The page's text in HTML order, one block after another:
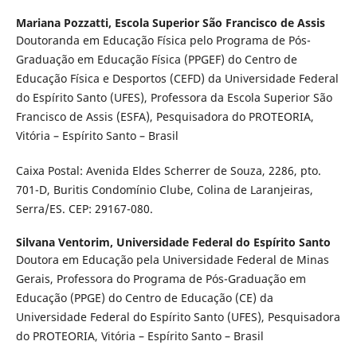
Mariana Pozzatti, Escola Superior São Francisco de Assis
Doutoranda em Educação Física pelo Programa de Pós-
Graduação em Educação Física (PPGEF) do Centro de
Educação Física e Desportos (CEFD) da Universidade Federal
do Espírito Santo (UFES), Professora da Escola Superior São
Francisco de Assis (ESFA), Pesquisadora do PROTEORIA,
Vitória – Espírito Santo – Brasil
Caixa Postal: Avenida Eldes Scherrer de Souza, 2286, pto.
701-D, Buritis Condomínio Clube, Colina de Laranjeiras,
Serra/ES. CEP: 29167-080.
Silvana Ventorim, Universidade Federal do Espírito Santo
Doutora em Educação pela Universidade Federal de Minas
Gerais, Professora do Programa de Pós-Graduação em
Educação (PPGE) do Centro de Educação (CE) da
Universidade Federal do Espírito Santo (UFES), Pesquisadora
do PROTEORIA, Vitória – Espírito Santo – Brasil